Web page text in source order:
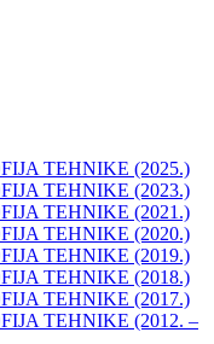
TEHNIKE (2025.)
TEHNIKE (2023.)
TEHNIKE (2021.)
TEHNIKE (2020.)
TEHNIKE (2019.)
TEHNIKE (2018.)
TEHNIKE (2017.)
TEHNIKE (2012. –